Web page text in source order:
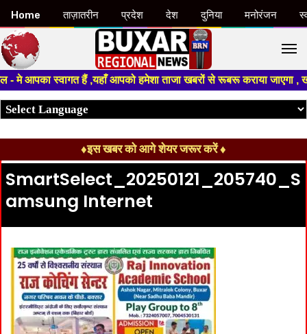
आपका स्वागत हैं ,यहाँ आपको हमेशा ताजा खबरों से रूबरू कराया जाएगा ,
♦इस खबर को आगे शेयर जरूर करें ♦
SmartSelect_20250121_205740_S
amsung Internet
Home ताज़ातरीन प्रदेश देश दुनिया मनोरंजन